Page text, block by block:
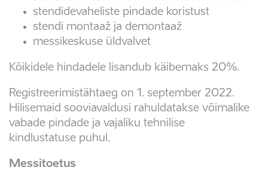
stendidevaheliste pindade koristust
stendi montaaž ja demontaaž
messikeskuse üldvalvet
Kõikidele hindadele lisandub käibemaks 20%.
Registreerimistähtaeg on 1. september 2022.
Hilisemaid sooviavaldusi rahuldatakse võimalike
vabade pindade ja vajaliku tehnilise
kindlustatuse puhul.
Messitoetus